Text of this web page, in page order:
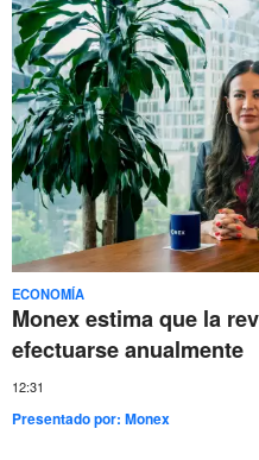
ECONOMÍA
Monex estima que la
efectuarse anualmente
12:31
Presentado por:Monex